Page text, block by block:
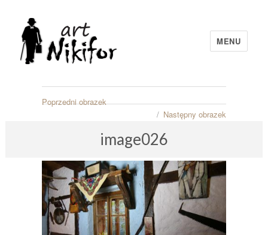
MENU
Poprzedni obrazek
Następny obrazek
image026